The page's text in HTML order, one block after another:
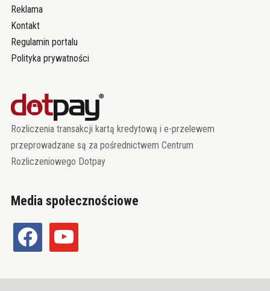
Reklama
Kontakt
Regulamin portalu
Polityka prywatności
Rozliczenia transakcji kartą kredytową i e-przelewem
przeprowadzane są za pośrednictwem Centrum
Rozliczeniowego Dotpay
Media społecznościowe
facebook youtube